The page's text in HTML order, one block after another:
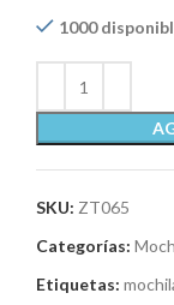
1000
SKU: ZT065
Categorías:
Etiquetas: